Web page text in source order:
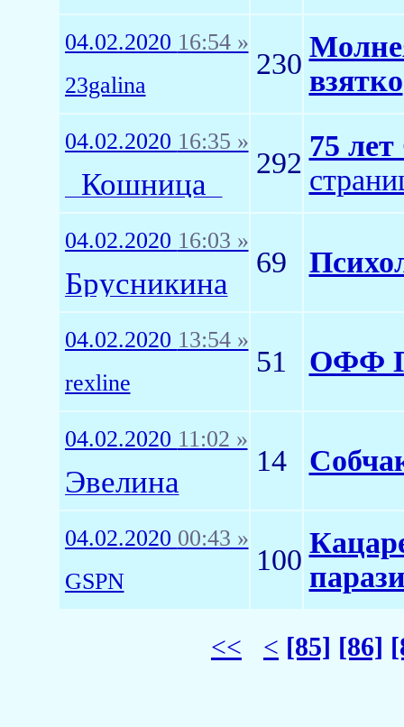
04.02.2020 16:54 »
23galina
230
взятко
04.02.2020 16:35 »
_Кошница_
292
75
04.02.2020 16:03 »
Брусникина
69
04.02.2020 13:54 »
rexline
51 ОФФ
04.02.2020 11:02 »
Эвелина
14
04.02.2020 00:43 »
GSPN
100
<< < [85] [86]